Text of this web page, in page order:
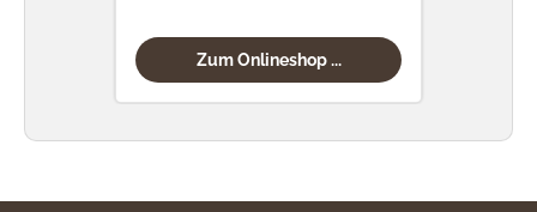
Zum Onlineshop ...